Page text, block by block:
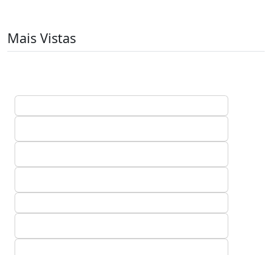
Mais Vistas